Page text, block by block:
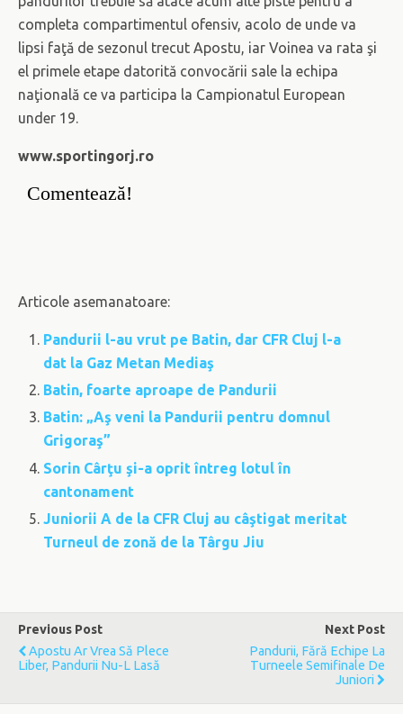
completa compartimentul ofensiv, acolo de unde va
lipsi faţă de sezonul trecut Apostu, iar Voinea va rata şi
el primele etape datorită convocării sale la echipa
naţională ce va participa la Campionatul European
under 19.
www.sportingorj.ro
Comentează!
Articole asemanatoare:
Pandurii l-au vrut pe Batin, dar CFR Cluj l-a
dat la Gaz Metan Mediaş
Batin, foarte aproape de Pandurii
Batin: „Aş veni la Pandurii pentru domnul
Grigoraş”
Sorin Cârţu şi-a oprit întreg lotul în
cantonament
Juniorii A de la CFR Cluj au câştigat meritat
Turneul de zonă de la Târgu Jiu
Previous Post
Apostu Ar Vrea Să Plece
Liber, Pandurii Nu-L Lasă
Next Post
Pandurii, Fără Echipe La
Turneele Semifinale De
Juniori